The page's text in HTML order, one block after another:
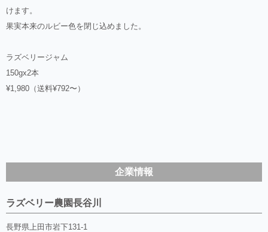
けます。
果実本来のルビー色を閉じ込めました。
ラズベリージャム
150gx2本
¥1,980（送料¥792〜）
企業情報
ラズベリー農園長谷川
長野県上田市岩下131-1